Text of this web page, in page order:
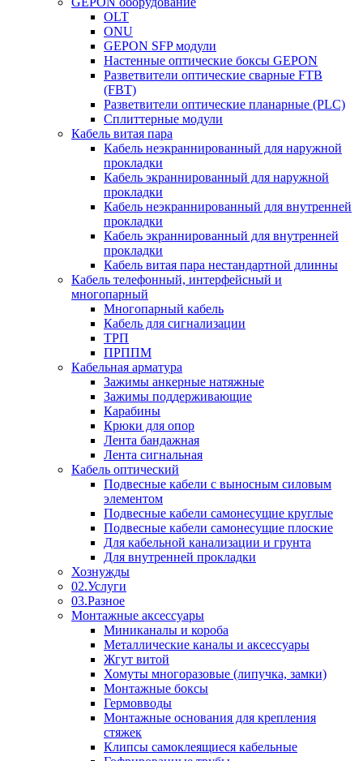
OLT
ONU
GEPON SFP модули
Настенные оптические боксы GEPON
Разветвители оптические сварные FTB
(FBT)
Разветвители оптические планарные (PLC)
Сплиттерные модули
Кабель витая пара
Кабель неэкраннированный для наружной
прокладки
Кабель экраннированный для наружной
прокладки
Кабель неэкраннированный для внутренней
прокладки
Кабель экраннированный для внутренней
прокладки
Кабель витая пара нестандартной длинны
Кабель телефонный, интерфейсный и
многопарный
Многопарный кабель
Кабель для сигнализации
ТРП
ПРППМ
Кабельная арматура
Зажимы анкерные натяжные
Зажимы поддерживающие
Карабины
Крюки для опор
Лента бандажная
Лента сигнальная
Кабель оптический
Подвесные кабели с выносным силовым
элементом
Подвесные кабели самонесущие круглые
Подвесные кабели самонесущие плоские
Для кабельной канализации и грунта
Для внутренней прокладки
Хознужды
02.Услуги
03.Разное
Монтажные аксессуары
Миниканалы и короба
Металлические каналы и аксессуары
Жгут витой
Хомуты многоразовые (липучка, замки)
Монтажные боксы
Гермовводы
Монтажные основания для крепления
стяжек
Клипсы самоклеящиеся кабельные